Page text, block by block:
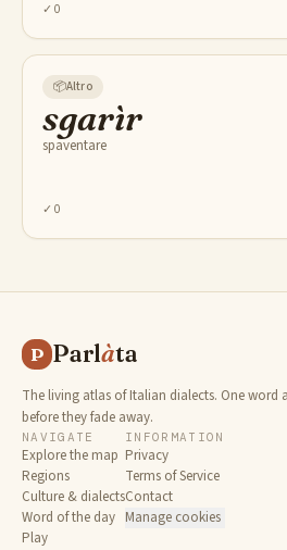
✓ 0
📦Altro
sgarìr
spaventare
✓ 0
P Parlàta
The living atlas of Italian dialects. One word
before they fade away.
NAVIGATE
Explore the map
Regions
Culture & dialects
Word of the day
Play
INFORMATION
Privacy
Terms of Service
Contact
Manage cookies